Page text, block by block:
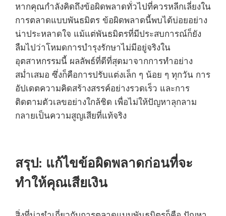
หากคุณกำลังคิดถึงข้อผิดพลาดทั่วไปที่ควรหลีกเลี่ยงใน
การตลาดแบบพันธมิตร ข้อผิดพลาดนี้พบได้บ่อยอย่าง
น่าประหลาดใจ แม้แต่พันธมิตรที่มีประสบการณ์ก็ยัง
ลืมไปว่าโหมดการบำรุงรักษาไม่มีอยู่จริงใน
อุตสาหกรรมนี้ ผลลัพธ์ที่ดีที่สุดมาจากการทำอย่าง
สม่ำเสมอ ซึ่งก็คือการปรับแต่งเล็ก ๆ น้อย ๆ ทุกวัน การ
อัปเดตความคิดสร้างสรรค์อย่างรวดเร็ว และการ
ติดตามตัวเลขอย่างใกล้ชิด เพื่อไม่ให้ปัญหาลุกลาม
กลายเป็นความสูญเสียที่แท้จริง
สรุป: แก้ไขข้อผิดพลาดก่อนที่จะ
ทำให้คุณเสียเงิน